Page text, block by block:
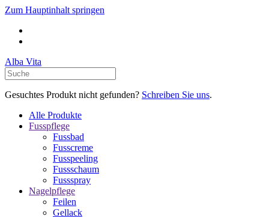
Zum Hauptinhalt springen
Alba Vita
Gesuchtes Produkt nicht gefunden? Schreiben Sie uns.
Alle Produkte
Fusspflege
Fussbad
Fusscreme
Fusspeeling
Fussschaum
Fussspray
Nagelpflege
Feilen
Gellack